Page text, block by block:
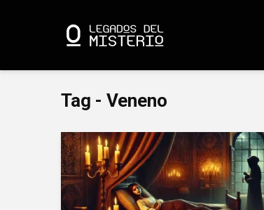
Tag - Veneno